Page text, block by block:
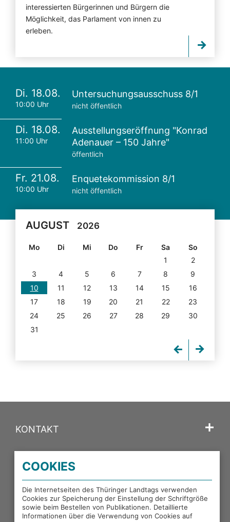
interessierten Bürgerinnen und Bürgern die
Möglichkeit, das Parlament von innen zu
erleben.
Di. 18.08.
10:00 Uhr
Untersuchungsausschuss 8/1
nicht öffentlich
Di. 18.08.
11:00 Uhr
Ausstellungseröffnung "Konrad
Adenauer – 150 Jahre"
öffentlich
Fr. 21.08.
10:00 Uhr
Enquetekommission 8/1
nicht öffentlich
AUGUST 2026
Mo Di Mi Do Fr Sa
So
1
2
3
4 5 6 7 8
9
10
11 12 13 14 15
16
17
18 19 20 21 22
23
24
25 26 27 28 29
30
31
KONTAKT
PORTALE DES THÜRINGER LANDTAGS
EXTERNE LINKS
COOKIES
Die Internetseiten des Thüringer Landtags verwenden
Cookies zur Speicherung der Einstellung der Schriftgröße
sowie beim Bestellen von Publikationen. Detaillierte
Informationen über die Verwendung von Cookies auf